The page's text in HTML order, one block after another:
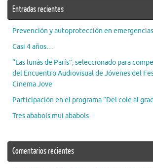
Entradas recientes
Prevención y autoprotección en emergencias
Casi 4 años…
“Las lunás de París”, seleccionado para
del Encuentro Audiovisual de Jóvenes del
Cinema Jove
Participación en el programa “Del cole al
Tres ababols mui ababols
Comentarios recientes